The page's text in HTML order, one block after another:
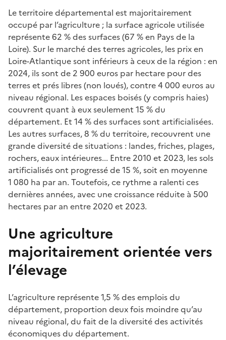
Le territoire départemental est majoritairement
occupé par l’agriculture ; la surface agricole utilisée
représente 62 % des surfaces (67 % en Pays de la
Loire). Sur le marché des terres agricoles, les prix en
Loire-Atlantique sont inférieurs à ceux de la région : en
2024, ils sont de 2 900 euros par hectare pour des
terres et prés libres (non loués), contre 4 000 euros au
niveau régional. Les espaces boisés (y compris haies)
couvrent quant à eux seulement 15 % du
département. Et 14 % des surfaces sont artificialisées.
Les autres surfaces, 8 % du territoire, recouvrent une
grande diversité de situations : landes, friches, plages,
rochers, eaux intérieures... Entre 2010 et 2023, les sols
artificialisés ont progressé de 15 %, soit en moyenne
1 080 ha par an. Toutefois, ce rythme a ralenti ces
dernières années, avec une croissance réduite à 500
hectares par an entre 2020 et 2023.
Une agriculture
majoritairement orientée vers
l’élevage
L’agriculture représente 1,5 % des emplois du
département, proportion deux fois moindre qu’au
niveau régional, du fait de la diversité des activités
économiques du département.